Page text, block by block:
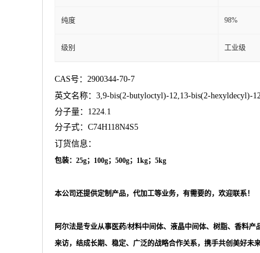
纯度 98%
级别 工业级
CAS号：2900344-70-7
英文名称：3,9-bis(2-butyloctyl)-12,13-bis(2-hexyldecyl)-
分子量：1224.1
分子式：C74H118N4S5
订货信息：
包装： 25g；100g；500g；1kg；5kg
本公司还提供定制产品，代加工等业务，有需要的，欢迎联系！
阿尔法是专业从事医药/材料中间体、液晶中间体、树脂、香料
来访，结成长期、稳定、广泛的战略合作关系，携手共创美好未